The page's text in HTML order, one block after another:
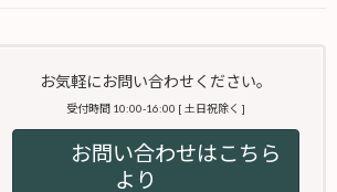
お気軽にお問い合わせください。
受付時間 10:00-16:00 [ 土日祝除く ]
お問い合わせはこちら
より